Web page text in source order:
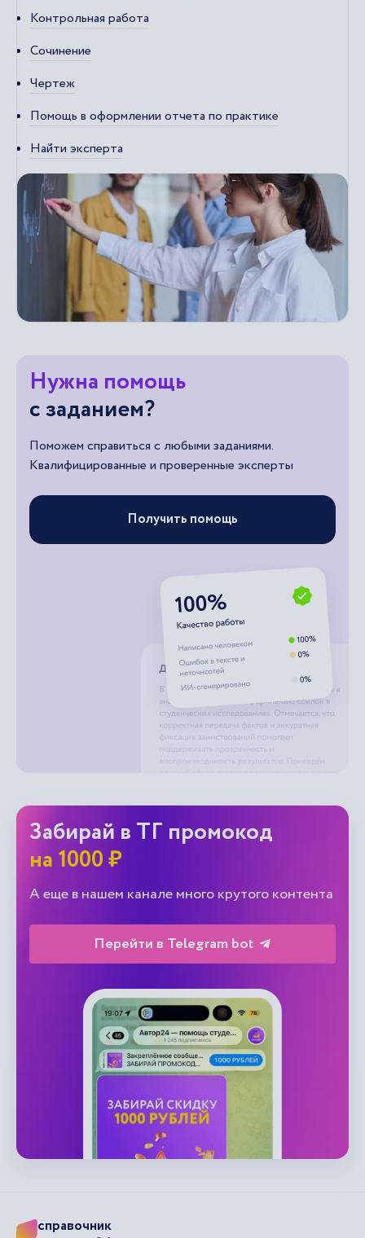
Контрольная работа
Сочинение
Чертеж
Помощь в оформлении отчета по практике
Найти эксперта
Нужна помощь
с заданием?
Поможем справиться с любыми заданиями.
Квалифицированные и проверенные эксперты
Получить помощь
Забирай в ТГ промокод
на 1000 ₽
А еще в нашем канале много крутого контента
Перейти в Telegram bot
справочник